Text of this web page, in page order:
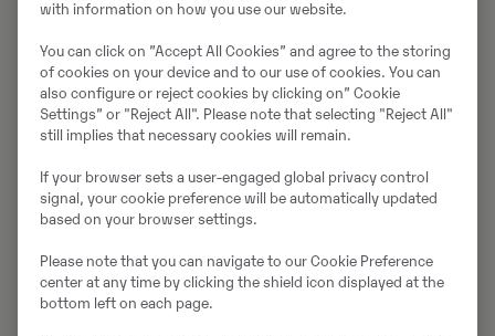
Lassen Sie
Berichte
sprechen
Aufschlussreiche Analyse
identifizieren, in denen Sie die Verfügbarkeit
verbessern können. Der Wochenbericht liefert
with information on how you use our website.
You can click on ”Accept All Cookies” and agree to the storing
of cookies on your device and to our use of cookies. You can
also configure or reject cookies by clicking on” Cookie
Settings” or "Reject All". Please note that selecting "Reject All"
still implies that necessary cookies will remain.
If your browser sets a user-engaged global privacy control
signal, your cookie preference will be automatically updated
based on your browser settings.
Please note that you can navigate to our Cookie Preference
center at any time by clicking the shield icon displayed at the
bottom left on each page.